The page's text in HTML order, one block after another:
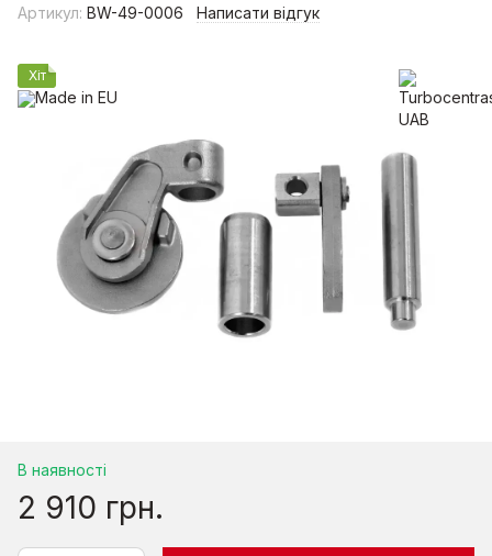
Артикул: BW-49-0006 Написати відгук
Хіт
В наявності
2 910 грн.